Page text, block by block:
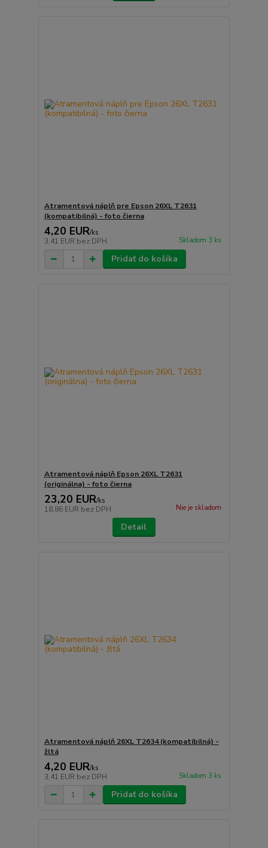
Atramentová náplň pre Epson 26XL T2631
(kompatibilná) - foto čierna
4,20 EUR/ks
3,41 EUR bez DPH Skladom 3 ks
Pridať do košíka
Atramentová náplň Epson 26XL T2631
(originálna) - foto čierna
23,20 EUR/ks
18,86 EUR bez DPH Nie je skladom
Detail
Atramentová náplň 26XL T2634 (kompatibilná) -
žltá
4,20 EUR/ks
3,41 EUR bez DPH Skladom 3 ks
Pridať do košíka